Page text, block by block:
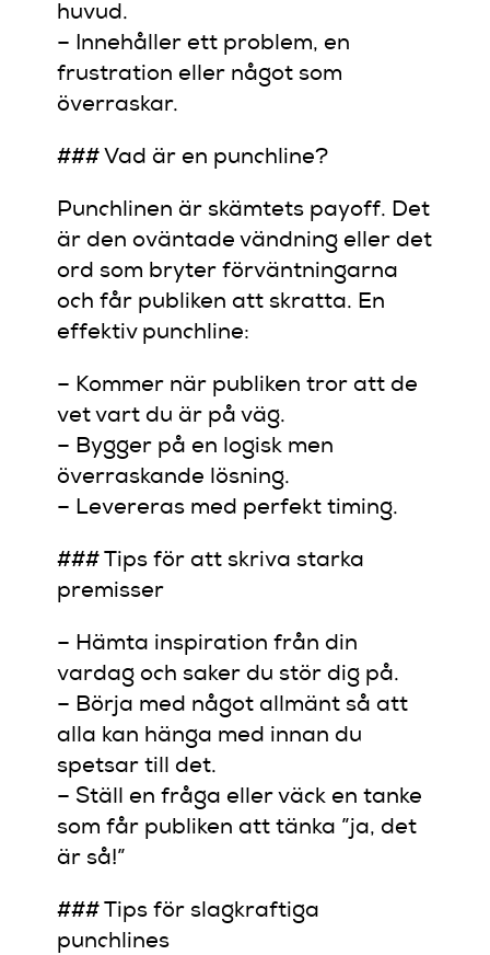
huvud.
– Innehåller ett problem, en
frustration eller något som
överraskar.
### Vad är en punchline?
Punchlinen är skämtets payoff. Det
är den oväntade vändning eller det
ord som bryter förväntningarna
och får publiken att skratta. En
effektiv punchline:
– Kommer när publiken tror att de
vet vart du är på väg.
– Bygger på en logisk men
överraskande lösning.
– Levereras med perfekt timing.
### Tips för att skriva starka
premisser
– Hämta inspiration från din
vardag och saker du stör dig på.
– Börja med något allmänt så att
alla kan hänga med innan du
spetsar till det.
– Ställ en fråga eller väck en tanke
som får publiken att tänka ”ja, det
är så!”
### Tips för slagkraftiga
punchlines